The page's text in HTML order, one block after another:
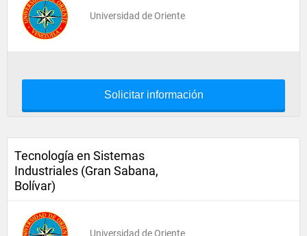
Universidad de Oriente
Solicitar información
Tecnología en Sistemas
Industriales (Gran Sabana,
Bolívar)
Universidad de Oriente